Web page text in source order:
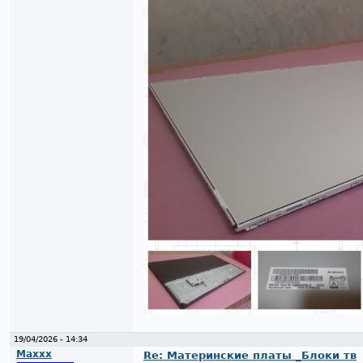
19/04/2026 - 14:34
Maxxx
Re: Материнские платы _Блоки тв